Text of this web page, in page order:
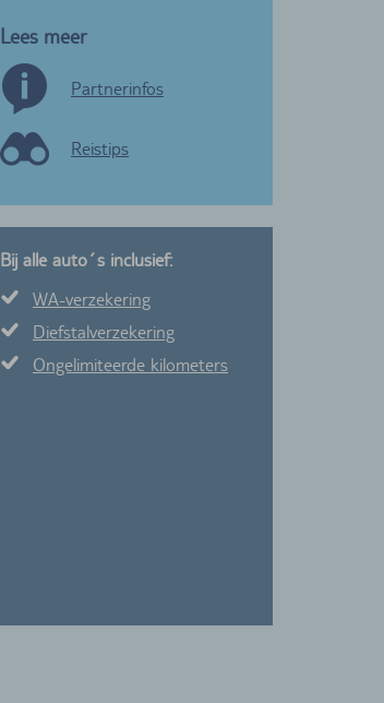
Lees meer
Partnerinfos
Reistips
Bij alle auto´s inclusief:
WA-verzekering
Diefstalverzekering
Ongelimiteerde kilometers